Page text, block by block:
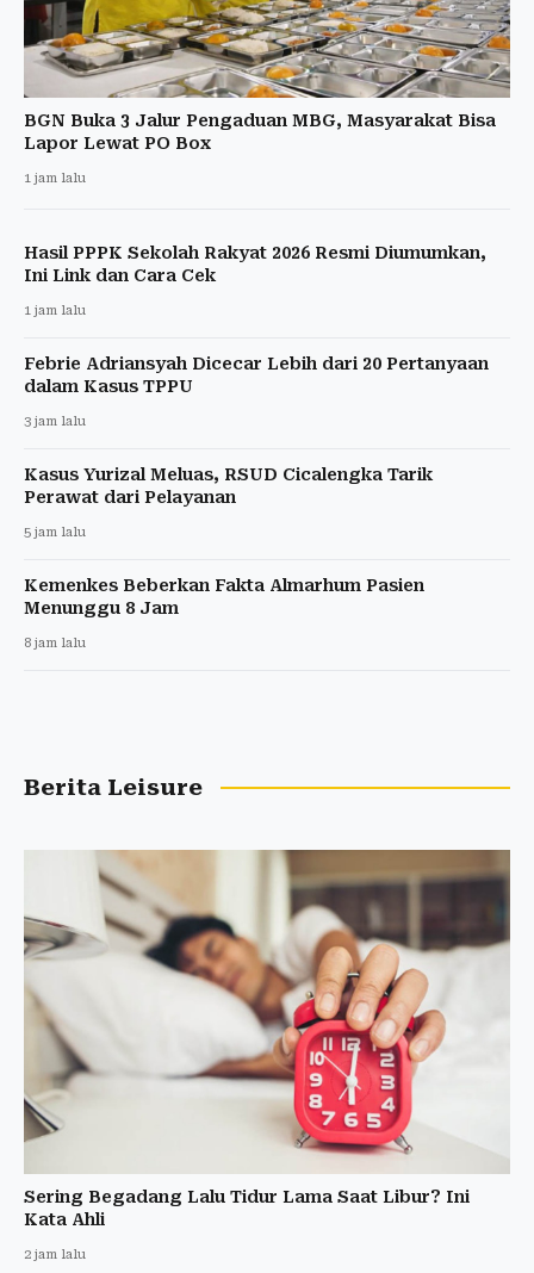
BGN Buka 3 Jalur Pengaduan MBG, Masyarakat Bisa
Lapor Lewat PO Box
1 jam lalu
Hasil PPPK Sekolah Rakyat 2026 Resmi Diumumkan,
Ini Link dan Cara Cek
1 jam lalu
Febrie Adriansyah Dicecar Lebih dari 20 Pertanyaan
dalam Kasus TPPU
3 jam lalu
Kasus Yurizal Meluas, RSUD Cicalengka Tarik
Perawat dari Pelayanan
5 jam lalu
Kemenkes Beberkan Fakta Almarhum Pasien
Menunggu 8 Jam
8 jam lalu
Berita Leisure
Sering Begadang Lalu Tidur Lama Saat Libur? Ini
Kata Ahli
2 jam lalu